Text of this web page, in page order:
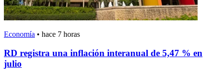
Economía • hace 7 horas
RD registra una inflación interanual de 5,47 % en
julio